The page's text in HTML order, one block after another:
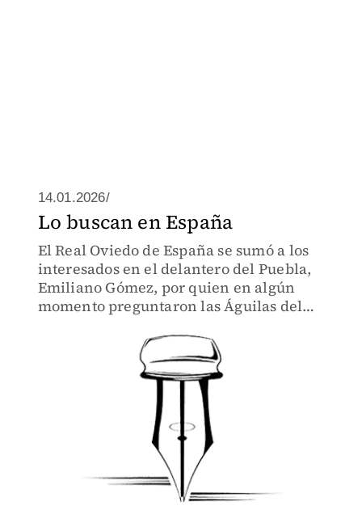
14.01.2026/
Lo buscan en España
El Real Oviedo de España se sumó a los
interesados en el delantero del Puebla,
Emiliano Gómez, por quien en algún
momento preguntaron las Águilas del